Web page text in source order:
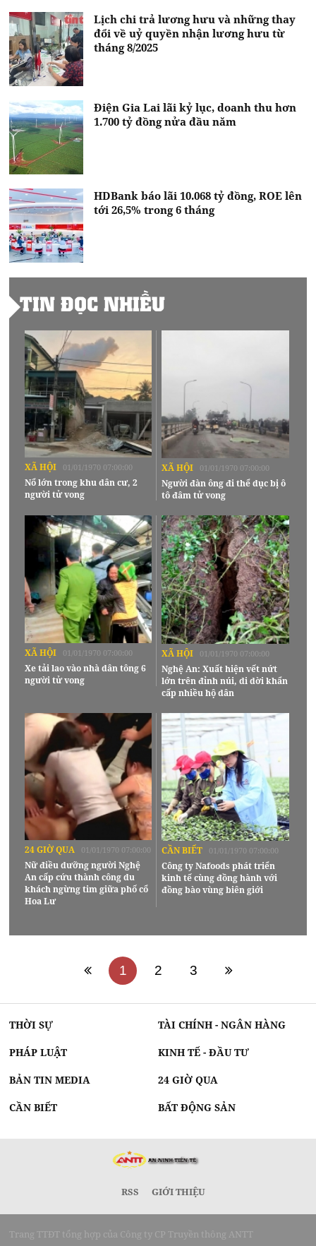
Lịch chi trả lương hưu và những thay
đổi về uỷ quyền nhận lương hưu từ
tháng 8/2025
Điện Gia Lai lãi kỷ lục, doanh thu hơn
1.700 tỷ đồng nửa đầu năm
HDBank báo lãi 10.068 tỷ đồng, ROE lên
tới 26,5% trong 6 tháng
TIN ĐỌC NHIỀU
XÃ HỘI 01/01/1970 07:00:00
Nổ lớn trong khu dân cư, 2
người tử vong
XÃ HỘI 01/01/1970 07:00:00
Người đàn ông đi thể dục bị ô
tô đâm tử vong
XÃ HỘI 01/01/1970 07:00:00
Xe tải lao vào nhà dân tông 6
người tử vong
XÃ HỘI 01/01/1970 07:00:00
Nghệ An: Xuất hiện vết nứt
lớn trên đỉnh núi, di dời khẩn
cấp nhiều hộ dân
24 GIỜ QUA 01/01/1970 07:00:00
Nữ điều dưỡng người Nghệ
An cấp cứu thành công du
khách ngừng tim giữa phố cổ
Hoa Lư
CẦN BIẾT 01/01/1970 07:00:00
Công ty Nafoods phát triển
kinh tế cùng đồng hành với
đồng bào vùng biên giới
1 2 3
THỜI SỰ TÀI CHÍNH - NGÂN HÀNG
PHÁP LUẬT KINH TẾ - ĐẦU TƯ
BẢN TIN MEDIA 24 GIỜ QUA
CẦN BIẾT BẤT ĐỘNG SẢN
RSS GIỚI THIỆU
Trang TTĐT tổng hợp của Công ty CP Truyền thông ANTT